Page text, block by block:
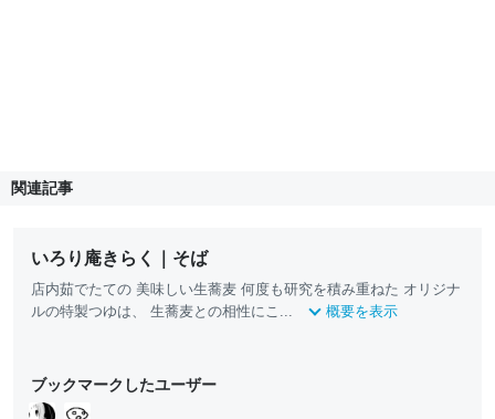
関連記事
いろり庵きらく｜そば
店内茹でたての 美味しい生蕎麦 何度も研究を積み重ねた オリジナ
ルの特製つゆは、 生蕎麦との相性にこ...
概要を表示
ブックマークしたユーザー